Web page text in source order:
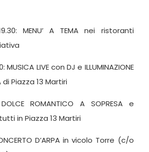
MENU’ A TEMA nei ristoranti
MUSICA LIVE con DJ e ILLUMINAZIONE
di Piazza 13 Martiri
ROMANTICO A SOPRESA e
in Piazza 13 Martiri
D’ARPA in vicolo Torre (c/o